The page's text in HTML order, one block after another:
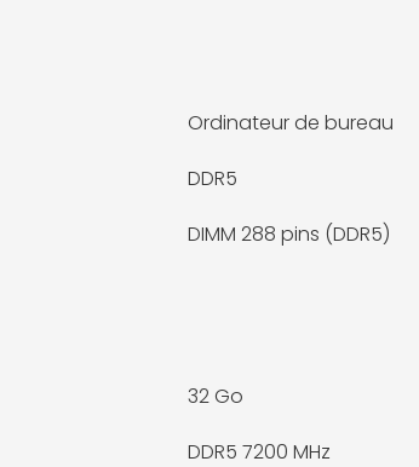
Ordinateur de bureau
DDR5
DIMM 288 pins (DDR5)
32 Go
DDR5 7200 MHz